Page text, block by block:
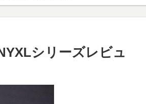
シリーズレビュ